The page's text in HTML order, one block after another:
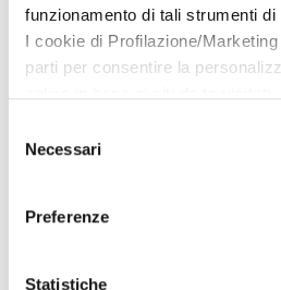
funzionamento di tali strumenti
I cookie di Profilazione/
parti per consentire la
qualsiasi momento. Consulta
delNecessari
Preferenze
Statistiche
Operazione Rif.PA 2025-23590/
486/2025 in data 07/04/2025
Europei della Regione Emilia-
Accertamento requisiti sostanziali
ESITI ACCERTAMENTO